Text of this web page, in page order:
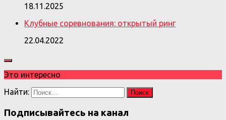
18.11.2025
Клубные соревнования: открытый ринг
22.04.2022
Это интересно
Найти:
Подписывайтесь на канал